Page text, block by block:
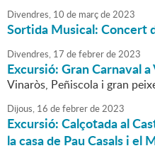
Divendres, 10 de marçde2023
Sortida Musical: Concert
Divendres, 17 defebrerde2023
Excursió: Gran Carnaval
Vinaròs, Peñiscola i gran
Dijous, 16 defebrerde2023
Excursió: Calçotada al
la casa de Pau Casals i el